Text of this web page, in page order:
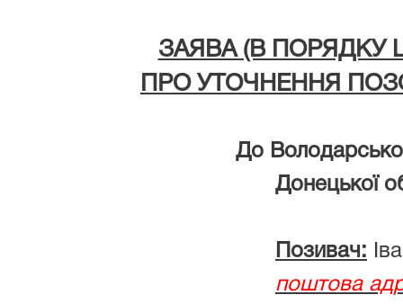
ЗАЯВА (В ПОРЯДКУ
ПРО УТОЧНЕННЯ
До
Донецької
Позивач:
поштова